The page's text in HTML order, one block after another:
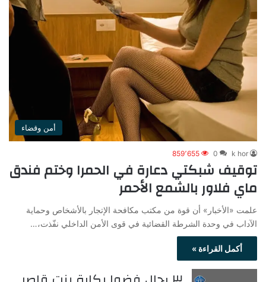
أمن وقضاء
k hor
0 859٬655
توقيف شبكتي دعارة في الحمرا وختم فندق
ماي فلاور بالشمع الأحمر
علمت «الأخبار» أن قوة من مكتب مكافحة الإتجار بالأشخاص وحماية
الآداب في وحدة الشرطة القضائية في قوى الأمن الداخلي نفّذت،…
أكمل القراءة »